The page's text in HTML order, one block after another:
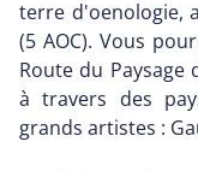
terre d'oenologie,
(5 AOC). Vous
Route du Paysage
à travers des
grands artistes :